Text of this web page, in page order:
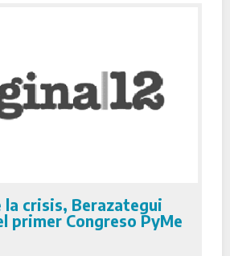
la crisis, Berazategui
primer Congreso PyMe